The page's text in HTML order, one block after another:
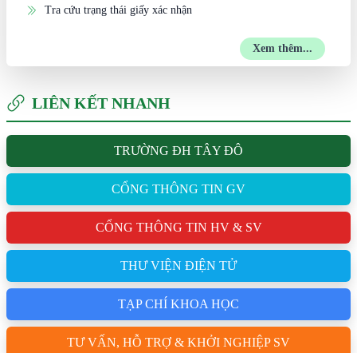
Tra cứu trạng thái giấy xác nhận
Xem thêm...
LIÊN KẾT NHANH
TRƯỜNG ĐH TÂY ĐÔ
CỔNG THÔNG TIN GV
CỔNG THÔNG TIN HV & SV
THƯ VIỆN ĐIỆN TỬ
TẠP CHÍ KHOA HỌC
TƯ VẤN, HỖ TRỢ & KHỞI NGHIỆP SV